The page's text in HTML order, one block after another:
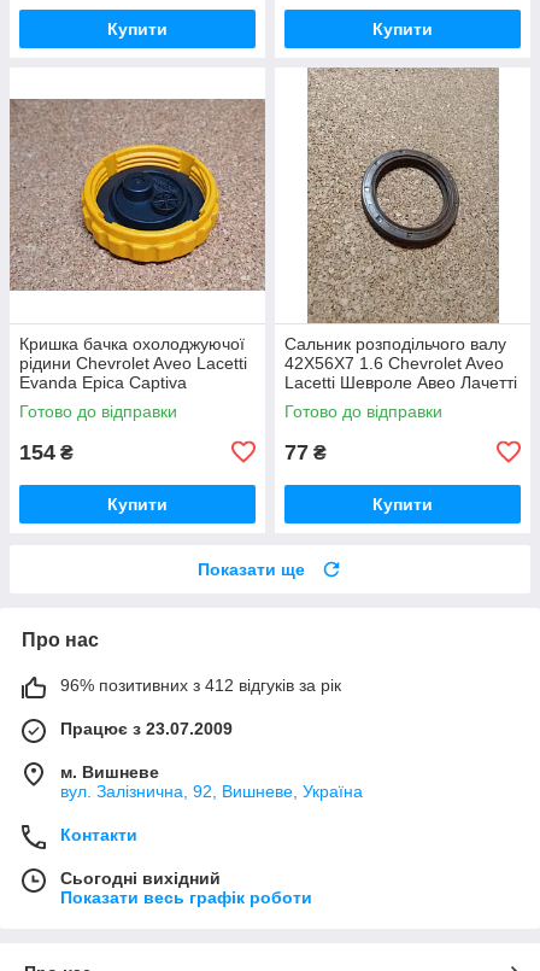
Купити Купити
Кришка бачка охолоджуючої
рідини Chevrolet Aveo Lacetti
Evanda Epica Captiva
Шевроле Авео Лачетті
Лачетти Еванда Епіка Епика
Готово до відправки
154 ₴
Купити
Сальник розподільчого валу
42X56X7 1.6 Chevrolet Aveo
Lacetti Шевроле Авео Лачетті
Лачетти
Готово до відправки
77 ₴
Купити
Показати ще
Про нас
96% позитивних з 412 відгуків за рік
Працює з 23.07.2009
м. Вишневе
вул. Залізнична, 92, Вишневе, Україна
Контакти
Сьогодні вихідний
Показати весь графік роботи